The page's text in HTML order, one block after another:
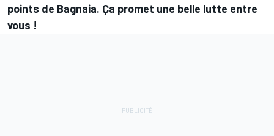
points de Bagnaia. Ça promet une belle lutte entre
vous !